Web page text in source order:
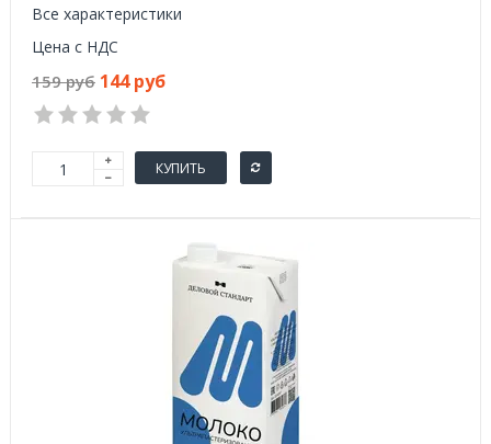
Все характеристики
Цена с НДС
159 руб 144 руб
КУПИТЬ